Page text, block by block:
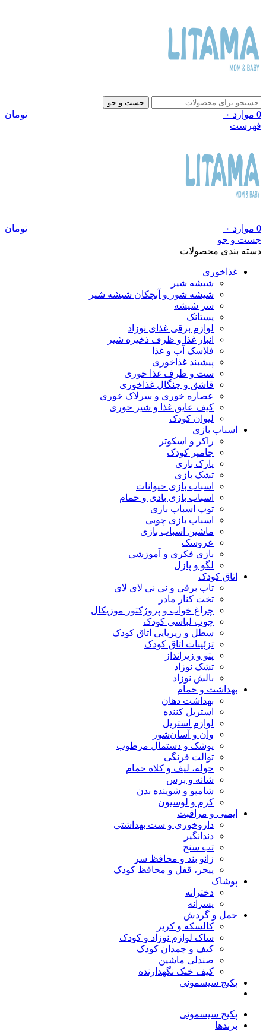
جست و جو
0 موارد ۰
تومان
فهرست
0 موارد ۰
تومان
جست و جو
دسته بندی محصولات
غذاخوری
شیشه شیر
شیشه ‌شور و آبچکان شیشه‌ شیر
سر شیشه
پستانک
لوازم برقی غذای نوزاد
انبار غذا و ظرف ذخیره شیر
فلاسک آب و غذا
پیشبند غذاخوری
ست و ظرف غذا خوری
قاشق و چنگال غذاخوری
عصاره خوری و سرلاک خوری
کیف عایق غذا و شیر خوری
لیوان کودک
اسباب بازی
راکر و اسکوتر
جامپر کودک
پارک بازی
تشک بازی
اسباب بازی حیوانات
اسباب بازی بادی و حمام
توپ اسباب بازی
اسباب بازی چوبی
ماشین اسباب بازی
عروسک
بازی فکری و آموزشی
لگو و پازل
اتاق کودک
تاب برقی و نی نی لای لای
تخت کنار مادر
چراغ خواب و پروژکتور موزیکال
چوب لباسی کودک
سطل و زیرپایی اتاق کودک
تزئینات اتاق کودک
پتو و زیرانداز
تشک نوزاد
بالش نوزاد
بهداشت و حمام
بهداشت دهان
استریل کننده
لوازم استریل
وان و آسان‌شور
پوشک و دستمال مرطوب
توالت فرنگی
حوله، لیف و کلاه حمام
شانه و برس
شامپو و شوینده بدن
کرم و لوسیون
ایمنی و مراقبت
داروخوری و ست بهداشتی
دندانگیر
تب‌ سنج
زانو بند و محافظ سر
پیجر، قفل و محافظ کودک
پوشاک
دخترانه
پسرانه
حمل و گردش
کالسکه و کریر
ساک لوازم نوزاد و کودک
کیف و چمدان کودک
صندلی ماشین
کیف خنک نگهدارنده
پکیج سیسمونی
پکیج سیسمونی
برندها